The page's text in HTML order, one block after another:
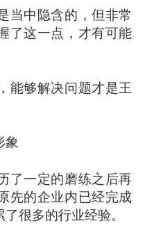
中隐含的，但非常
了这一点，才有可能
够解决问题才是王
象
一定的磨练之后再
先的企业内已经完成
很多的行业经验。